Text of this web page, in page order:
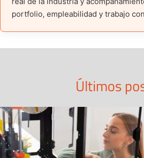
portfolio, empleabilidad y trabajo
Últimos